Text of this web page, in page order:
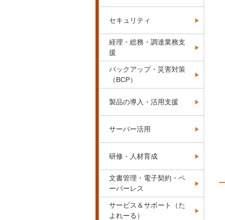
セキュリティ
経理・総務・調達業務支
援
バックアップ・災害対策
（BCP）
製品の導入・活用支援
サーバー活用
研修・人材育成
文書管理・電子契約・ペ
ーパーレス
サービス＆サポート（た
よれーる）